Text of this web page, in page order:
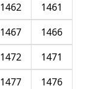
1461
1462
1466
1467
1471
1472
1476
1477